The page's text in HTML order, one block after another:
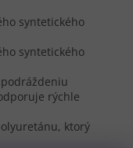
syntetického
syntetického
rýchle
ktorý